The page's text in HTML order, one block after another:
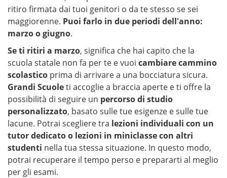
ritiro firmata dai tuoi genitori o da te stesso se sei
maggiorenne. Puoi farlo in due periodi dell'anno:
marzo o giugno.
Se ti ritiri a marzo, significa che hai capito che la
scuola statale non fa per te e vuoi cambiare cammino
scolastico prima di arrivare a una bocciatura sicura.
Grandi Scuoleti accoglie a braccia aperte e ti offre la
possibilità di seguire un percorso di studio
personalizzato, basato sulle tue esigenze e sulle tue
lacune. Potrai scegliere tra lezioni individuali con un
tutor dedicato o lezioni in miniclasse con altri
studenti nella tua stessa situazione. In questo modo,
potrai recuperare il tempo perso e prepararti al meglio
per gli esami.